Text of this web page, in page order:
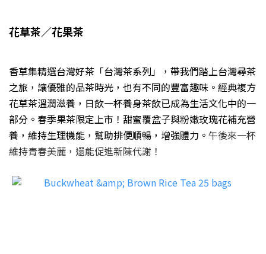
花草茶／花果茶
香草集精選台灣好茶「台灣茶系列」，帶我們踏上台灣尋茶
之旅，讓優雅的品茶時光，也有不同的豐富趣味。經典複方
花草茶溫潤滋養，日飲一杯養身茶飲已成為生活文化中的一
部分。春季果茶限定上市！甜蜜覆盆子與粉嫩玫瑰花補充營
養，維持生理機能，幫助排便順暢，增強體力。 午後來一杯
維持青春美麗，還能促進新陳代謝！